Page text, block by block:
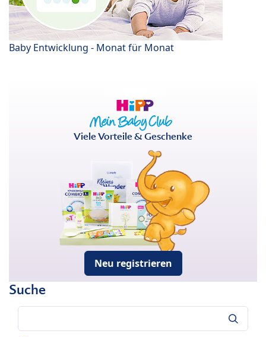
Baby Entwicklung - Monat für Monat
Viele Vorteile & Geschenke
Neu registrieren
Suche